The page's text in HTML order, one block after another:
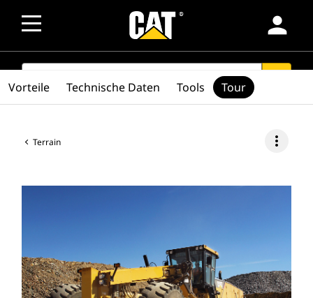
person
SEARCH
Terrain more_vert
Vorteile Technische Daten Tools Tour